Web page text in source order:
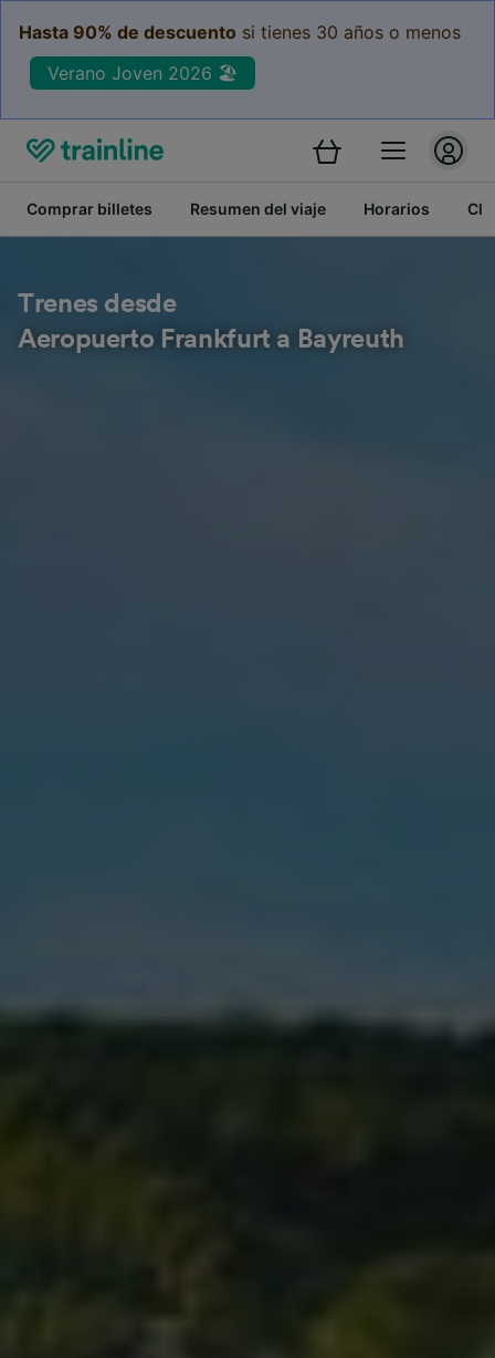
Hasta 90% de descuento si tienes 30 años o menos
Verano Joven 2026 🏖️
Comprar billetes Resumen del viaje Horarios
Trenes desde
Aeropuerto Frankfurt a Bayreuth